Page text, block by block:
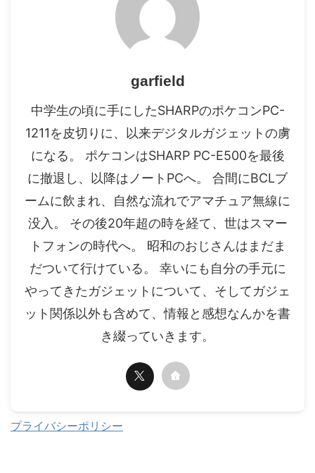
garfield
中学生の頃に手にしたSHARPのポケコンPC-
1211を皮切りに、以来デジタルガジェットの虜
になる。 ポケコンはSHARP PC-E500を最後
に撤退し、以降はノートPCへ。 合間にBCLブ
ームに飲まれ、自然な流れでアマチュア無線に
没入。 その後20年超の時を経て、世はスマー
トフォンの時代へ。 昭和のおじさんはまだま
だついて行けている。 幸いにも自分の手元に
やってきたガジェットについて、そしてガジェ
ット関係以外も含めて、情報と感想なんかを書
き綴っていきます。
プライバシーポリシー